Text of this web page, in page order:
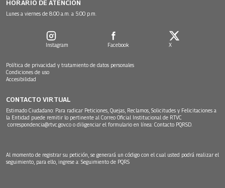
HORARIO DE ATENCIÓN
Lunes a viernes de 8:00 a.m. a 5:00 p.m.
Instagram Facebook X
Política de privacidad y tratamiento de datos personales
Condiciones de uso
Accesibilidad
CONTACTO VIRTUAL
Estimado Ciudadano: Para radicar Peticiones, Quejas, Reclamos, Solicitudes y Felicitaciones a
la Entidad puede remitir lo pertinente al Correo Oficial Institucional de RTVC
correspondencia@rtvc.gov.co o diligenciar el formulario en línea: Contacto PQRSD.
Al momento de registrar su petición, se generará un código con el cual usted podrá realizar el
seguimiento, para ello, ingrese a: Seguimiento de PQRS